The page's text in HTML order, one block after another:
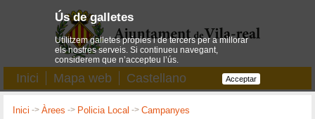
Inici Mapa web Castellano
Inici ->Àrees -> Policia Local ->Campanyes
Ús de galletes
Utilitzem galletes pròpies i de tercers per a millorar
els nostres serveis. Si continueu navegant,
considerem que n’accepteu l’ús.
Acceptar